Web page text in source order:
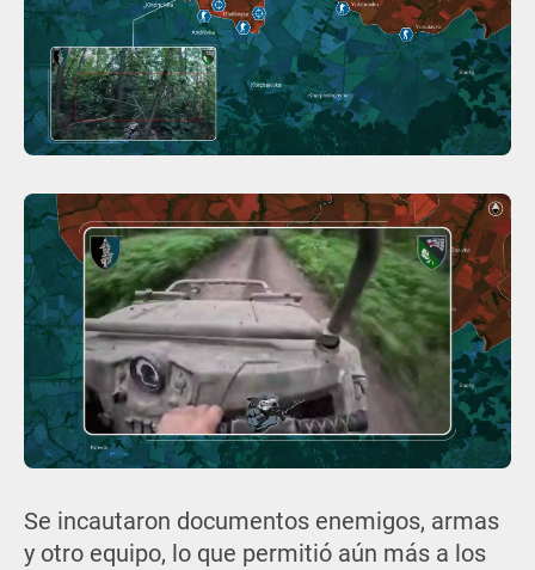
Se incautaron documentos enemigos, armas
y otro equipo, lo que permitió aún más a los